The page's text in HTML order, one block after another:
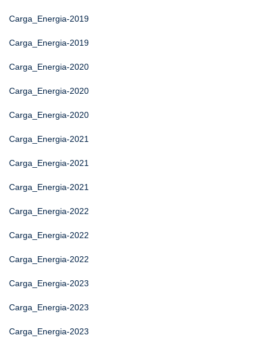
Carga_Energia-2019
Carga_Energia-2019
Carga_Energia-2020
Carga_Energia-2020
Carga_Energia-2020
Carga_Energia-2021
Carga_Energia-2021
Carga_Energia-2021
Carga_Energia-2022
Carga_Energia-2022
Carga_Energia-2022
Carga_Energia-2023
Carga_Energia-2023
Carga_Energia-2023